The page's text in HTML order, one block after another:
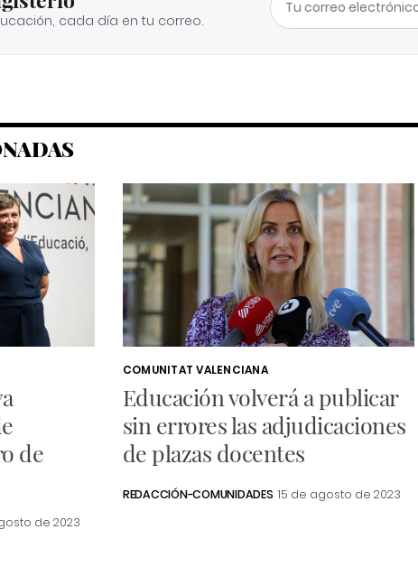
cada día en tu correo.
de
de 2023
COMUNITAT VALENCIANA
Educación volverá a publicar
sin errores las adjudicaciones
de plazas docentes
REDACCIÓN-COMUNIDADES 15 de agosto de 2023